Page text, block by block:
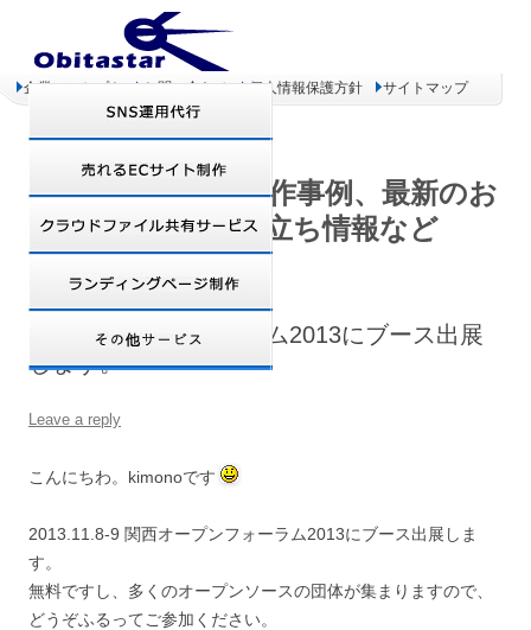
企業コンセプト お問い合わせ 個人情報保護方針 サイトマップ
オビタスター 制作事例、最新のお
得情報、お役立ち情報など
関西オープンフォーラム2013にブース出展
します。
Leave a reply
こんにちわ。kimonoです
2013.11.8-9 関西オープンフォーラム2013にブース出展しま
す。
無料ですし、多くのオープンソースの団体が集まりますので、
どうぞふるってご参加ください。